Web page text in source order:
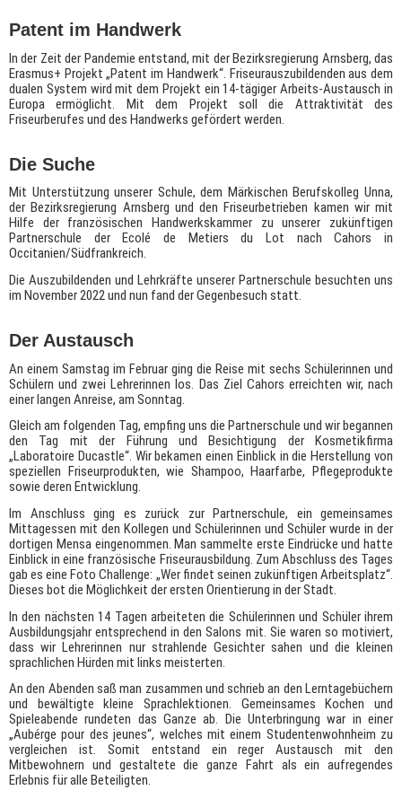
Patent im Handwerk
In der Zeit der Pandemie entstand, mit der Bezirksregierung Arnsberg, das
Erasmus+ Projekt „Patent im Handwerk“. Friseurauszubildenden aus dem
dualen System wird mit dem Projekt ein 14-tägiger Arbeits-Austausch in
Europa ermöglicht. Mit dem Projekt soll die Attraktivität des
Friseurberufes und des Handwerks gefördert werden.
Die Suche
Mit Unterstützung unserer Schule, dem Märkischen Berufskolleg Unna,
der Bezirksregierung Arnsberg und den Friseurbetrieben kamen wir mit
Hilfe der französischen Handwerkskammer zu unserer zukünftigen
Partnerschule der Ecolé de Metiers du Lot nach Cahors in
Occitanien/Südfrankreich.
Die Auszubildenden und Lehrkräfte unserer Partnerschule besuchten uns
im November 2022 und nun fand der Gegenbesuch statt.
Der Austausch
An einem Samstag im Februar ging die Reise mit sechs Schülerinnen und
Schülern und zwei Lehrerinnen los. Das Ziel Cahors erreichten wir, nach
einer langen Anreise, am Sonntag.
Gleich am folgenden Tag, empfing uns die Partnerschule und wir begannen
den Tag mit der Führung und Besichtigung der Kosmetikfirma
„Laboratoire Ducastle“. Wir bekamen einen Einblick in die Herstellung von
speziellen Friseurprodukten, wie Shampoo, Haarfarbe, Pflegeprodukte
sowie deren Entwicklung.
Im Anschluss ging es zurück zur Partnerschule, ein gemeinsames
Mittagessen mit den Kollegen und Schülerinnen und Schüler wurde in der
dortigen Mensa eingenommen. Man sammelte erste Eindrücke und hatte
Einblick in eine französische Friseurausbildung. Zum Abschluss des Tages
gab es eine Foto Challenge: „Wer findet seinen zukünftigen Arbeitsplatz“.
Dieses bot die Möglichkeit der ersten Orientierung in der Stadt.
In den nächsten 14 Tagen arbeiteten die Schülerinnen und Schüler ihrem
Ausbildungsjahr entsprechend in den Salons mit. Sie waren so motiviert,
dass wir Lehrerinnen nur strahlende Gesichter sahen und die kleinen
sprachlichen Hürden mit links meisterten.
An den Abenden saß man zusammen und schrieb an den Lerntagebüchern
und bewältigte kleine Sprachlektionen. Gemeinsames Kochen und
Spieleabende rundeten das Ganze ab. Die Unterbringung war in einer
„Aubérge pour des jeunes“, welches mit einem Studentenwohnheim zu
vergleichen ist. Somit entstand ein reger Austausch mit den
Mitbewohnern und gestaltete die ganze Fahrt als ein aufregendes
Erlebnis für alle Beteiligten.